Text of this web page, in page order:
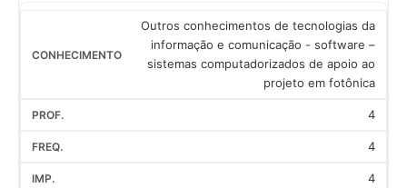
Outros conhecimentos de tecnologias da
informação e comunicação - software –
sistemas computadorizados de apoio ao
projeto em fotônica
4
4
4